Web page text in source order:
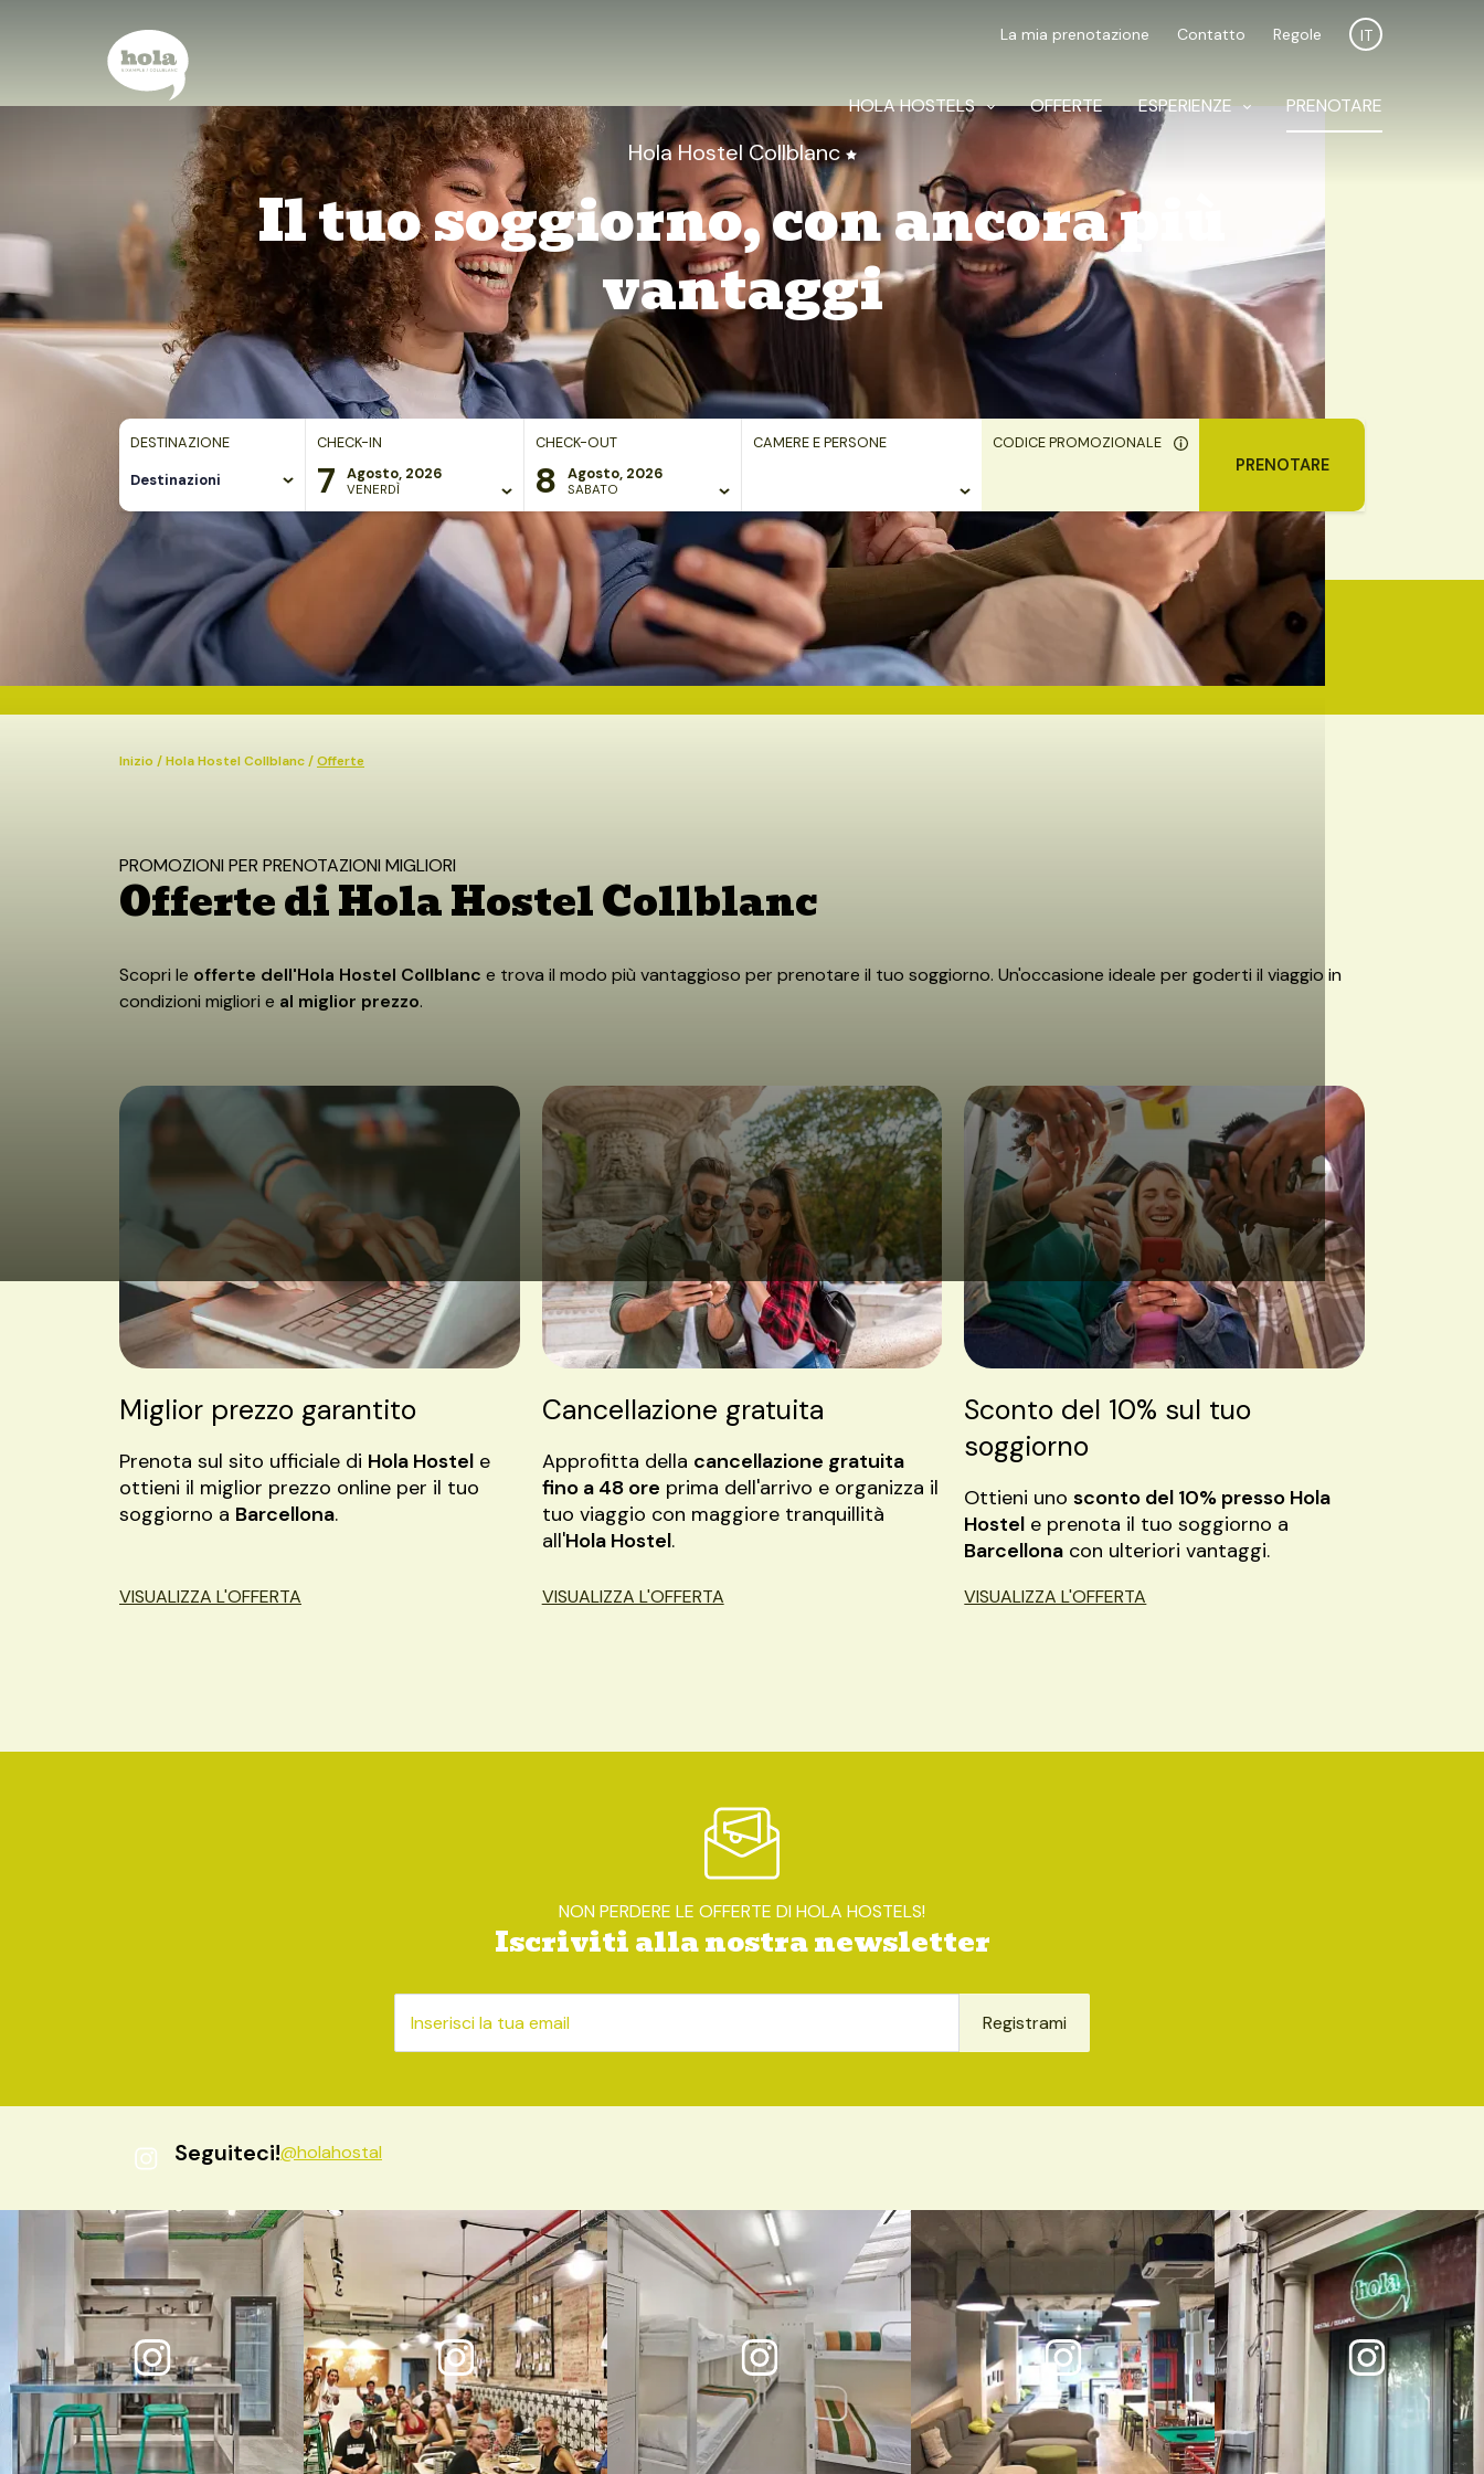
La mia prenotazione Contatto Regole IT
HOLA HOSTELS OFFERTE ESPERIENZE PRENOTARE
Hola Hostel Collblanc
Il tuo soggiorno, con ancora più
vantaggi
DESTINAZIONE
Destinazioni
CHECK-IN
7 Agosto, 2026
VENERDÌ
CHECK-OUT
8 Agosto, 2026
SABATO
CAMERE E PERSONE CODICE PROMOZIONALE
PRENOTARE
7 agosto, 2026 8 agosto, 2026
HOLA HOSTEL COLLBLANC SERVIZI OFFERTE GALLERIA POSIZIONE
Inizio /Hola Hostel Collblanc/Offerte
PROMOZIONI PER PRENOTAZIONI MIGLIORI
Offerte di Hola Hostel Collblanc
Scopri le offerte dell'Hola Hostel Collblanc e trova il modo più vantaggioso per prenotare il tuo soggiorno. Un'occasione ideale per goderti il viaggio in
condizioni migliori e al miglior prezzo.
Miglior prezzo garantito
Prenota sul sito ufficiale di Hola Hostel e
ottieni il miglior prezzo online per il tuo
soggiorno a Barcellona.
VISUALIZZA L'OFFERTA
Cancellazione gratuita
Approfitta della cancellazione gratuita
fino a 48 ore prima dell'arrivo e organizza il
tuo viaggio con maggiore tranquillità
all'Hola Hostel.
VISUALIZZA L'OFFERTA
Sconto del 10% sul tuo
soggiorno
Ottieni unosconto del 10% presso Hola
Hostel e prenota il tuo soggiorno a
Barcellona con ulteriori vantaggi.
VISUALIZZA L'OFFERTA
NON PERDERE LE OFFERTE DI HOLA HOSTELS!
Iscriviti alla nostra newsletter
Registrami
Seguiteci!@holahostal